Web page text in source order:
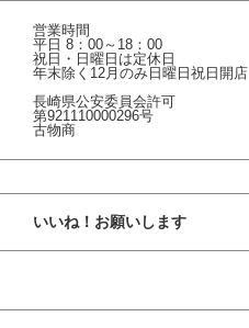
営業時間
平日 8：00～18：00
祝日・日曜日は定休日
年末除く12月のみ日曜日祝日開店
長崎県公安委員会許可
第921110000296号
古物商
いいね！お願いします